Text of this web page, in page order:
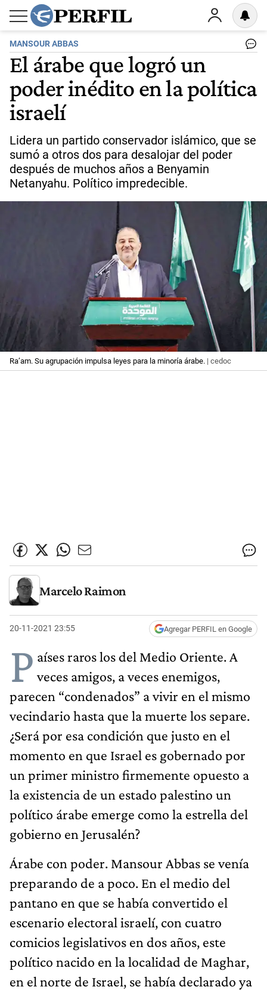
MANSOUR ABBAS
El árabe que logró un
poder inédito en la política
israelí
Lidera un partido conservador islámico, que se
sumó a otros dos para desalojar del poder
después de muchos años a Benyamin
Netanyahu. Político impredecible.
Ra’am. Su agrupación impulsa leyes para la minoría árabe. | cedoc
Marcelo Raimon
20-11-2021 23:55 Agregar PERFIL en Google
P aíses raros los del Medio Oriente. A
veces amigos, a veces enemigos,
parecen “condenados” a vivir en el mismo
vecindario hasta que la muerte los separe.
¿Será por esa condición que justo en el
momento en que Israel es gobernado por
un primer ministro firmemente opuesto a
la existencia de un estado palestino un
político árabe emerge como la estrella del
gobierno en Jerusalén?
Árabe con poder. Mansour Abbas se venía
preparando de a poco. En el medio del
pantano en que se había convertido el
escenario electoral israelí, con cuatro
comicios legislativos en dos años, este
político nacido en la localidad de Maghar,
en el norte de Israel, se había declarado ya